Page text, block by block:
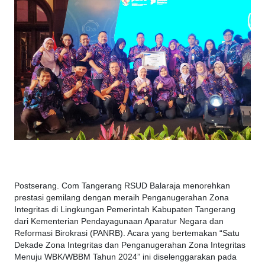
Postserang. Com Tangerang RSUD Balaraja menorehkan
prestasi gemilang dengan meraih Penganugerahan Zona
Integritas di Lingkungan Pemerintah Kabupaten Tangerang
dari Kementerian Pendayagunaan Aparatur Negara dan
Reformasi Birokrasi (PANRB). Acara yang bertemakan “Satu
Dekade Zona Integritas dan Penganugerahan Zona Integritas
Menuju WBK/WBBM Tahun 2024” ini diselenggarakan pada